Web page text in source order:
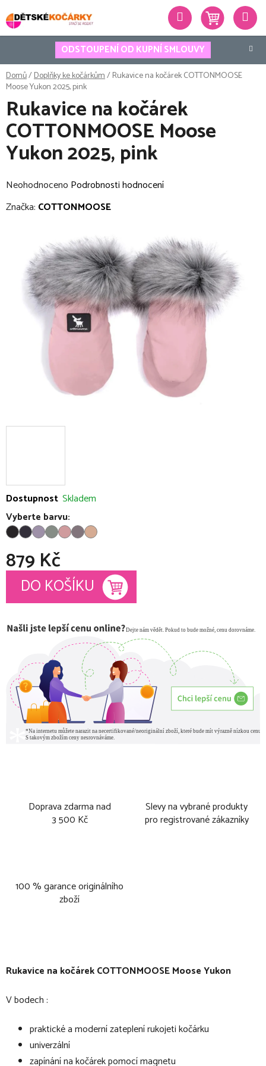
na
obsah
ODSTOUPENÍ OD KUPNÍ SMLOUVY
Hledat
Domů/Doplňky ke kočárkům/Rukavice na kočárek COTTONMOOSE
Moose Yukon 2025, pink
Dostupnost Skladem
Vyberte barvu:
879 Kč
Měrná cena:
DO KOŠÍKU
Doprava zdarma nad
3 500 Kč
Slevy na vybrané produkty
pro registrované zákazníky
100 % garance originálního
zboží
Rukavice na kočárek
COTTONMOOSE Moose
Yukon 2025, pink
Průměrné
hodnocení
hvězdiček.
Neohodnoceno Podrobnosti hodnocení
Značka: COTTONMOOSE
Rukavice na kočárek COTTONMOOSE Moose Yukon
V bodech :
praktické a moderní zateplení rukojeti kočárku
univerzální
zapínání na kočárek pomocí magnetu